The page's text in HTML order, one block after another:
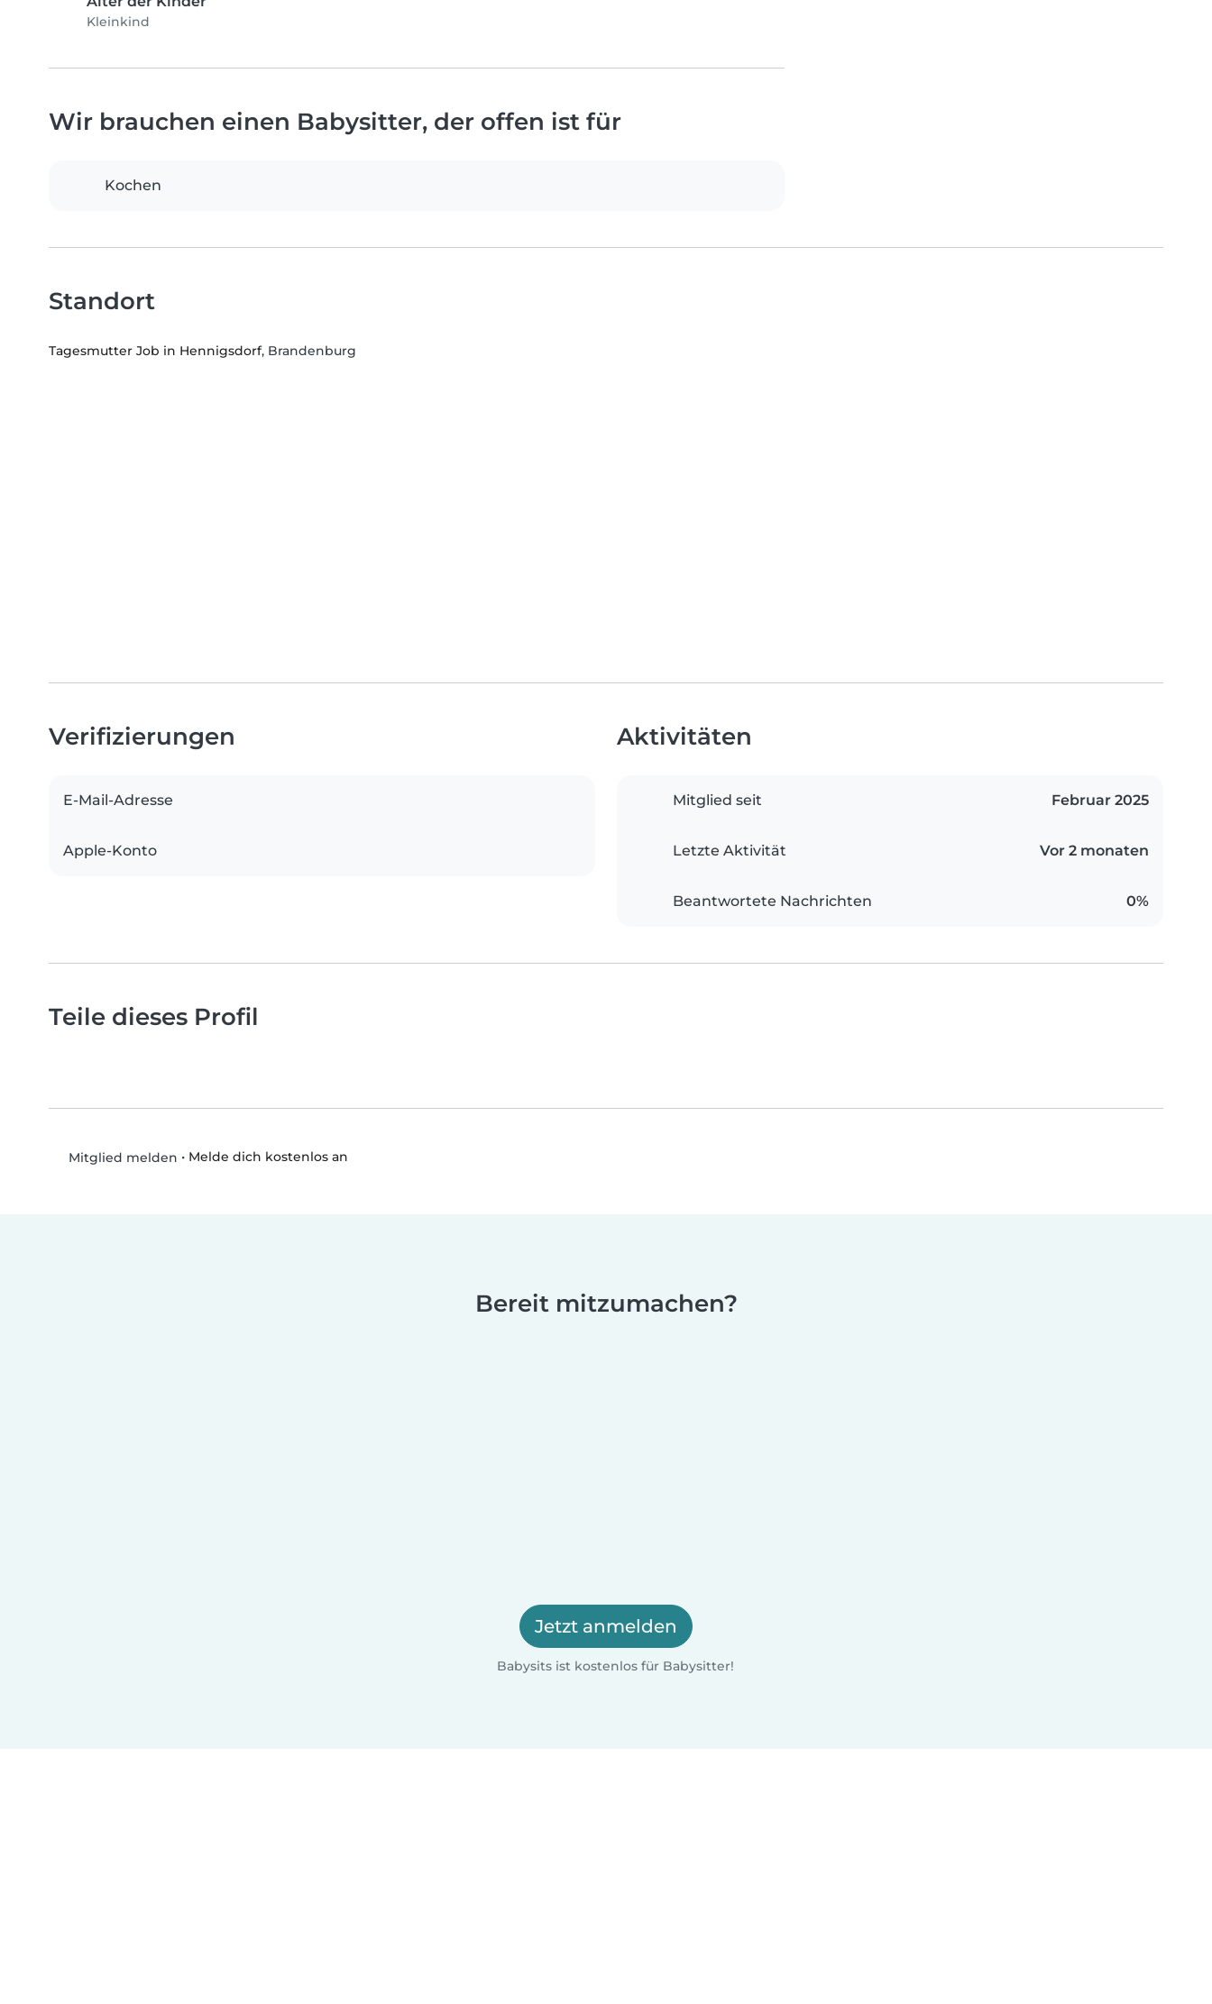
Kleinkind
Wir brauchen einen Babysitter, der offen ist für
Kochen
Standort
Tagesmutter Job in Hennigsdorf, Brandenburg
Verifizierungen
E-Mail-Adresse
Apple-Konto
Aktivitäten
Mitglied seit Februar 2025
Letzte Aktivität Vor 2 monaten
Beantwortete Nachrichten 0%
Teile dieses Profil
Mitglied melden • Melde dich kostenlos an
Bereit mitzumachen?
Jetzt anmelden
Babysits ist kostenlos für Babysitter!